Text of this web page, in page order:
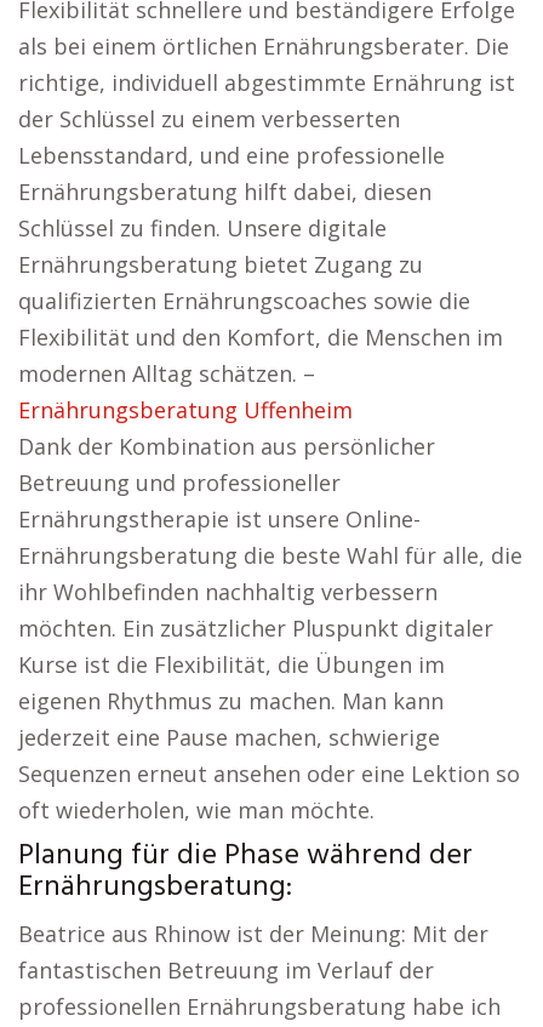
Flexibilität schnellere und beständigere Erfolge
als bei einem örtlichen Ernährungsberater. Die
richtige, individuell abgestimmte Ernährung ist
der Schlüssel zu einem verbesserten
Lebensstandard, und eine professionelle
Ernährungsberatung hilft dabei, diesen
Schlüssel zu finden. Unsere digitale
Ernährungsberatung bietet Zugang zu
qualifizierten Ernährungscoaches sowie die
Flexibilität und den Komfort, die Menschen im
modernen Alltag schätzen. –
Ernährungsberatung Uffenheim
Dank der Kombination aus persönlicher
Betreuung und professioneller
Ernährungstherapie ist unsere Online-
Ernährungsberatung die beste Wahl für alle, die
ihr Wohlbefinden nachhaltig verbessern
möchten. Ein zusätzlicher Pluspunkt digitaler
Kurse ist die Flexibilität, die Übungen im
eigenen Rhythmus zu machen. Man kann
jederzeit eine Pause machen, schwierige
Sequenzen erneut ansehen oder eine Lektion so
oft wiederholen, wie man möchte.
Planung für die Phase während der
Ernährungsberatung:
Beatrice aus Rhinow ist der Meinung: Mit der
fantastischen Betreuung im Verlauf der
professionellen Ernährungsberatung habe ich